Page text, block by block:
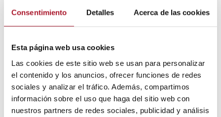
Consentimiento Detalles Acerca de las cookies
Esta página web usa cookies
Las cookies de este sitio web se usan para personalizar
el contenido y los anuncios, ofrecer funciones de redes
sociales y analizar el tráfico. Además, compartimos
información sobre el uso que haga del sitio web con
nuestros partners de redes sociales, publicidad y análisis
26 de marzo de 2025 Todo sobre el renting de vehículos|
Vehículos
Alquiler vs renting: descubre sus
diferencias